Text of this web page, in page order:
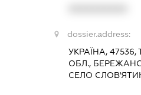
dossier.address:
УКРАЇНА,
ОБЛ.,
СЕЛО